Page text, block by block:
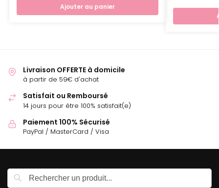
Ajouter au panier
Livraison OFFERTE à domicile
à partir de 59€ d'achat
Satisfait ou Remboursé
14 jours pour être 100% satisfait(e)
Paiement 100% Sécurisé
PayPal / MasterCard / Visa